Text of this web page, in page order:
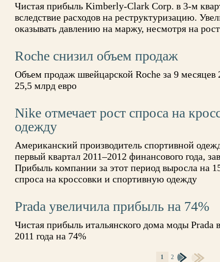
Чистая прибыль Kimberly-Clark Corp. в 3-м
вследствие расходов на реструктуризацию.
оказывать давлению на маржу, несмотря на
Roche снизил объем продаж
Объем продаж швейцарской Roche за 9 месяцев
25,5 млрд евро
Nike отмечает рост спроса на
одежду
Американский производитель спортивной
первый квартал 2011–2012 финансового года,
Прибыль компании за этот период выросла на
спроса на кроссовки и спортивную одежду
Prada увеличила прибыль на 74%
Чистая прибыль итальянского дома моды Prada
2011 года на 74%
1 2